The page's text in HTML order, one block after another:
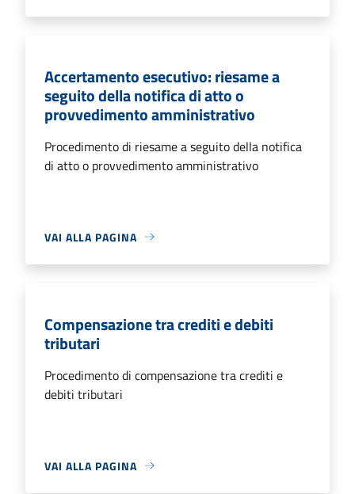
Accertamento esecutivo: riesame a
seguito della notifica di atto o
provvedimento amministrativo
Procedimento di riesame a seguito della notifica
di atto o provvedimento amministrativo
VAI ALLA PAGINA
Compensazione tra crediti e debiti
tributari
Procedimento di compensazione tra crediti e
debiti tributari
VAI ALLA PAGINA